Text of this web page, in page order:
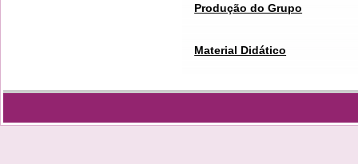
Produção do Grupo
Material Didático